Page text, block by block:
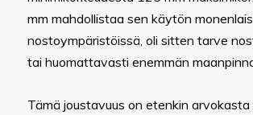
mm mahdollistaa sen käytön
nostoympäristöissä, oli sitten tarve
tai huomattavasti enemmän
Tämä joustavuus on etenkin arvokasta